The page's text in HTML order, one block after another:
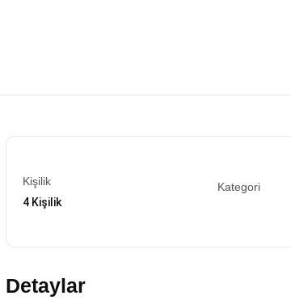
Kişilik
4 Kişilik
Kategori
Detaylar